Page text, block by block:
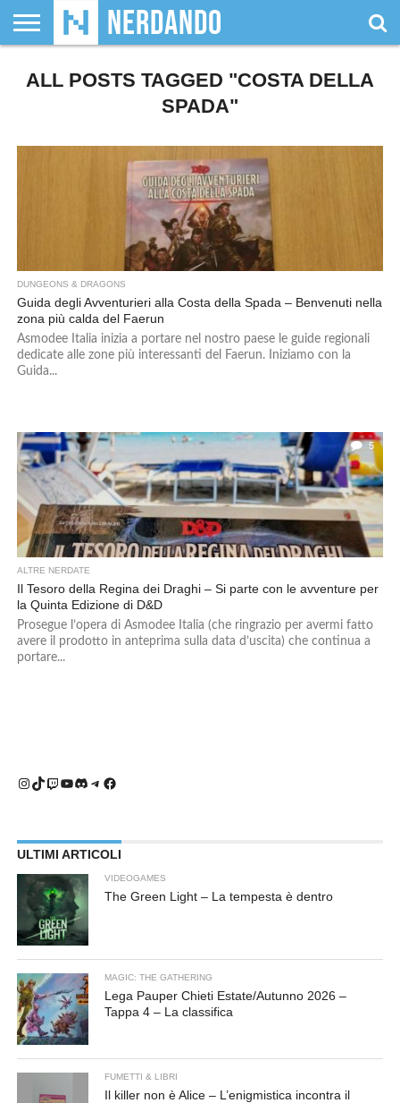
SIAMO
GIOCHI
DA
GIOCHI
DI
VIDEOGAMES
FILM
&
FUMETTI
& LIBRI
MAGIC:
THE
DUNGEONS
&
WRESTLING
NERDANDO
AWARDS
I
BOLLINI
ALL POSTS TAGGED "COSTA DELLA
SPADA"
DUNGEONS & DRAGONS
Guida degli Avventurieri alla Costa della Spada – Benvenuti nella
zona più calda del Faerun
Asmodee Italia inizia a portare nel nostro paese le guide regionali
dedicate alle zone più interessanti del Faerun. Iniziamo con la
Guida...
5
ALTRE NERDATE
Il Tesoro della Regina dei Draghi – Si parte con le avventure per
la Quinta Edizione di D&D
Prosegue l’opera di Asmodee Italia (che ringrazio per avermi fatto
avere il prodotto in anteprima sulla data d’uscita) che continua a
portare...
Instagram
TikTok
Twitch
YouTube
Discord
Telegram
Facebook
ULTIMI ARTICOLI
VIDEOGAMES
The Green Light – La tempesta è dentro
MAGIC: THE GATHERING
Lega Pauper Chieti Estate/Autunno 2026 –
Tappa 4 – La classifica
FUMETTI & LIBRI
Il killer non è Alice – L’enigmistica incontra il